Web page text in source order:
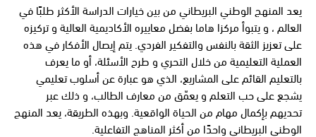
يعد المنهج الوطني البريطاني من بين خيارات الدراسة الأكثر طلبًا في
العالم ، و يتبوأ مركزا هاما بفضل معاييره الأكاديمية العالية و تركيزه
على تعزيز الثقة بالنفس والتفكير الفردي. يتم إيصال الأفكار في هذه
العملية التعليمية من خلال التحري و طرح الأسئلة، أو ما يعرف
بالتعليم القائم على المشاريع، الذي هو عبارة عن أسلوب تعليمي
يشجع على حب التعلم و يعمّق من معارف الطالب، و ذلك عبر
تحديهم بإكمال مهام من الحياة الواقعية. وبهذه الطريقة، يعد المنهج
الوطني البريطاني واحدًا من أكثر المناهج التفاعلية.